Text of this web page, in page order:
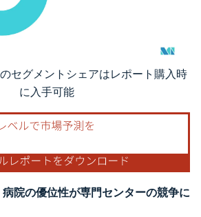
。再利用にはCC BY 4.0の表示が必要です。
セグメントシェアはレポート購入時
に入手可能
院の優位性が専門センターの競争に